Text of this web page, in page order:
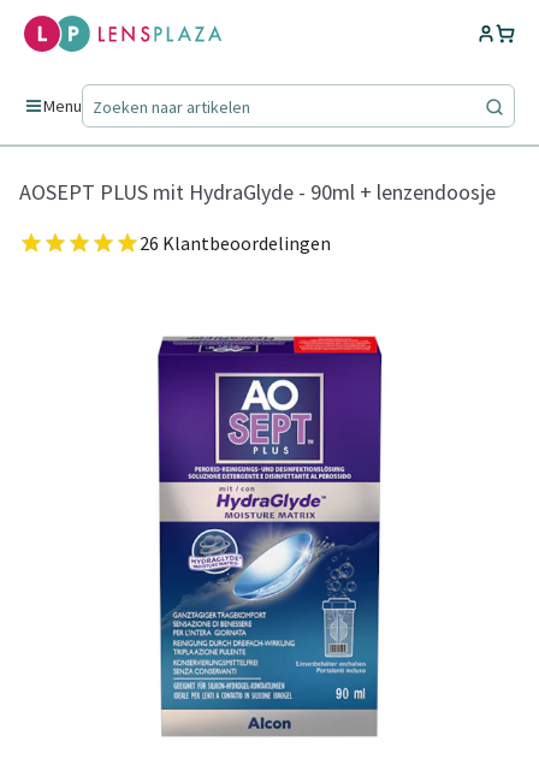
Menu
AOSEPT PLUS mit HydraGlyde - 90ml + lenzendoosje
26 Klantbeoordelingen